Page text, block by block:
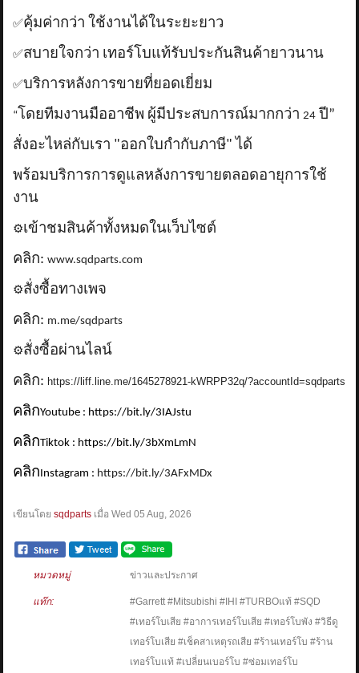
✅คุ้มค่ากว่า ใช้งานได้ในระยะยาว
✅สบายใจกว่า เทอร์โบแท้รับประกันสินค้ายาวนาน
✅บริการหลังการขายที่ยอดเยี่ยม
“ โดยทีมงานมืออาชีพ ผู้มีประสบการณ์มากกว่า24 ปี”
สั่งอะไหล่กับเรา "ออกใบกำกับภาษี" ได้
พร้อมบริการการดูแลหลังการขายตลอดอายุการใช้
งาน
⚙️เข้าชมสินค้าทั้งหมดในเว็บไซต์
คลิก:www.sqdparts.com
⚙️สั่งซื้อทางเพจ
คลิก: m.me/sqdparts
⚙️สั่งซื้อผ่านไลน์
คลิก: https://liff.line.me/1645278921-kWRPP32q/?accountId=sqdparts
คลิกYoutube : https://bit.ly/3IAJstu
คลิกTiktok : https://bit.ly/3bXmLmN
คลิก Instagram : https://bit.ly/3AFxMDx
เขียนโดยsqdparts เมื่อWed 05 Aug, 2026
หมวดหมู่ ข่าวและประกาศ
แท๊ก:
#Garrett #Mitsubishi #IHI #TURBOแท้ #SQD
#เทอร์โบเสีย #อาการเทอร์โบเสีย #เทอร์โบพัง #วิธีดู
เทอร์โบเสีย #เช็คสาเหตุรถเสีย #ร้านเทอร์โบ #ร้าน
เทอร์โบแท้ #เปลี่ยนเบอร์โบ #ซ่อมเทอร์โบ